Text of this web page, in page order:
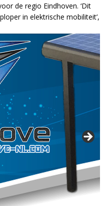
de regio Eindhoven. ‘Dit
in elektrische mobiliteit’,